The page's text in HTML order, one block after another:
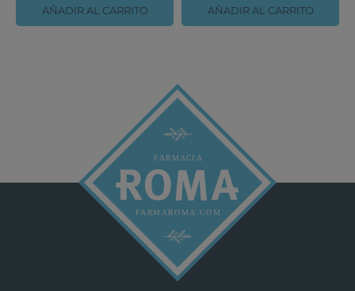
AÑADIR AL CARRITO AÑADIR AL CARRITO